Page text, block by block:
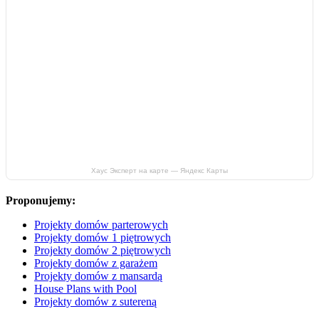
Хаус Эксперт на карте — Яндекс Карты
Proponujemy:
Projekty domów parterowych
Projekty domów 1 piętrowych
Projekty domów 2 piętrowych
Projekty domów z garażem
Projekty domów z mansardą
House Plans with Pool
Projekty domów z sutereną